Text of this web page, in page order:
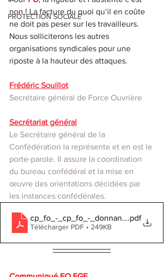
PROTECTION SOCIALE
non ! La facture du quoi qu’il en coûte
ne doit pas peser sur les travailleurs.
Nous solliciterons les autres
organisations syndicales pour une
riposte à la hauteur des attaques.
Frédéric Souillot
Secrétaire général de Force Ouvrière
Secrétariat général
Le Secrétaire général de la
Confédération la représente et en est le
porte-parole. Il assure la coordination
du bureau confédéral et la mise en
œuvre des orientations décidées par
les instances confédérales.
cp_fo_-_cp_fo_-_donnant- .pdf
Télécharger PDF • 249KB